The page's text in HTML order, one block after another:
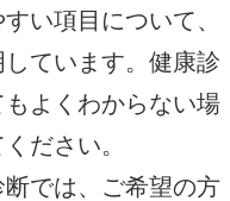
い項目について、
ています。健康診
よくわからない場
ださい。
では、ご希望の方